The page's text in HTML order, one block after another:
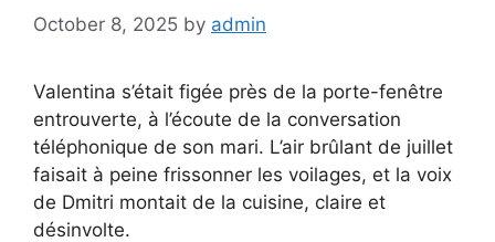
October 8, 2025 by admin
Valentina s’était figée près de la porte-fenêtre
entrouverte, à l’écoute de la conversation
téléphonique de son mari. L’air brûlant de juillet
faisait à peine frissonner les voilages, et la voix
de Dmitri montait de la cuisine, claire et
désinvolte.